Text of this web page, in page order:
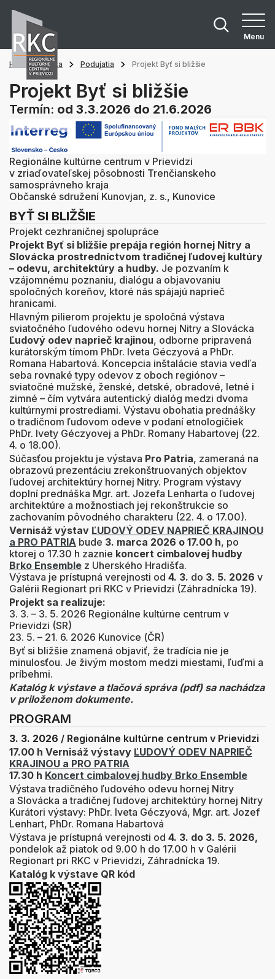
Menu
Hlavná stránka Podujatia Projekt Byť si bližšie
Projekt Byť si bližšie
Termín: od 3.3.2026 do 21.6.2026
Regionálne kultúrne centrum v Prievidzi
v zriaďovateľskej pôsobnosti Trenčianskeho
samosprávneho kraja
Občanské sdružení Kunovjan, z. s., Kunovice
BYŤ SI BLIŽŠIE
Projekt cezhraničnej spolupráce
Projekt Byť si bližšie prepája región hornej Nitry a
Slovácka prostredníctvom tradičnej ľudovej kultúry
– odevu, architektúry a hudby. Je pozvaním k
vzájomnému poznaniu, dialógu a objavovaniu
spoločných koreňov, ktoré nás spájajú naprieč
hranicami.
Hlavným pilierom projektu je spoločná výstava
sviatočného ľudového odevu hornej Nitry a Slovácka
Ľudový odev naprieč krajinou, odborne pripravená
kurátorským tímom PhDr. Iveta Géczyová a PhDr.
Romana Habartová. Koncepcia inštalácie stavia vedľa
seba rovnaké typy odevov z oboch regiónov –
sviatočné mužské, ženské, detské, obradové, letné i
zimné – čím vytvára autentický dialóg medzi dvoma
kultúrnymi prostrediami. Výstavu obohatia prednášky
o tradičnom ľudovom odeve v podaní etnologičiek
PhDr. Ivety Géczyovej a PhDr. Romany Habartovej (22.
4. o 18.00).
Súčasťou projektu je výstava Pro Patria, zameraná na
obrazovú prezentáciu zrekonštruovaných objektov
ľudovej architektúry hornej Nitry. Program výstavy
doplní prednáška Mgr. art. Jozefa Lenharta o ľudovej
architektúre a možnostiach jej rekonštrukcie so
zachovaním pôvodného charakteru (22. 4. o 17.00).
Vernisáž výstav ĽUDOVÝ ODEV NAPRIEČ KRAJINOU
a PRO PATRIA bude 3. marca 2026 o 17.00 h, po
ktorej o 17.30 h zaznie koncert cimbalovej hudby
Brko Ensemble z Uherského Hradišťa.
Výstava je prístupná verejnosti od 4. 3. do 3. 5. 2026 v
Galérii Regionart pri RKC v Prievidzi (Záhradnícka 19).
Projekt sa realizuje:
3. 3. – 3. 5. 2026 Regionálne kultúrne centrum v
Prievidzi (SR)
23. 5. – 21. 6. 2026 Kunovice (ČR)
Byť si bližšie znamená objaviť, že tradícia nie je
minulosťou. Je živým mostom medzi miestami, ľuďmi a
príbehmi.
Katalóg k výstave a tlačová správa (pdf) sa nachádza
v priloženom dokumente.
PROGRAM
3. 3. 2026 / Regionálne kultúrne centrum v Prievidzi
17.00 h Vernisáž výstavy ĽUDOVÝ ODEV NAPRIEČ
KRAJINOU a PRO PATRIA
17.30 h Koncert cimbalovej hudby Brko Ensemble
Výstava tradičného ľudového odevu hornej Nitry
a Slovácka a tradičnej ľudovej architektúry hornej Nitry
Kurátori výstavy: PhDr. Iveta Géczyová, Mgr. art. Jozef
Lenhart, PhDr. Romana Habartová
Výstava je prístupná verejnosti od 4. 3. do 3. 5. 2026,
pondelok až piatok od 9.00 h do 17.00 h v Galérii
Regionart pri RKC v Prievidzi, Záhradnícka 19.
Katalóg k výstave QR kód